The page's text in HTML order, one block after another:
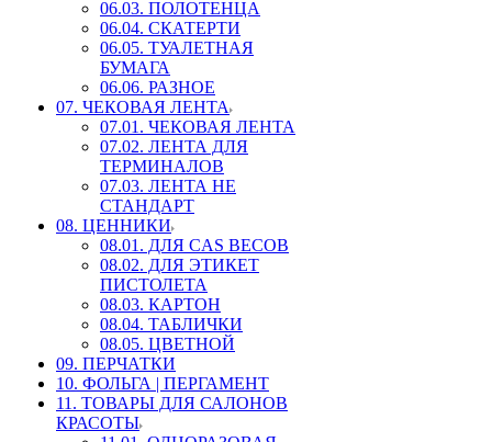
06.03. ПОЛОТЕНЦА
06.04. СКАТЕРТИ
06.05. ТУАЛЕТНАЯ
БУМАГА
06.06. РАЗНОЕ
07. ЧЕКОВАЯ ЛЕНТА
07.01. ЧЕКОВАЯ ЛЕНТА
07.02. ЛЕНТА ДЛЯ
ТЕРМИНАЛОВ
07.03. ЛЕНТА НЕ
СТАНДАРТ
08. ЦЕННИКИ
08.01. ДЛЯ CAS ВЕСОВ
08.02. ДЛЯ ЭТИКЕТ
ПИСТОЛЕТА
08.03. КАРТОН
08.04. ТАБЛИЧКИ
08.05. ЦВЕТНОЙ
09. ПЕРЧАТКИ
10. ФОЛЬГА | ПЕРГАМЕНТ
11. ТОВАРЫ ДЛЯ САЛОНОВ
КРАСОТЫ